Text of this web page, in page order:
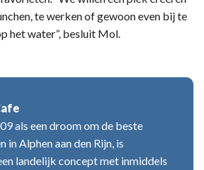
te werken of gewoon even bij te
het water”, besluit Mol.
als een droom om de beste
in Alphen aan den Rijn, is
landelijk concept met inmiddels